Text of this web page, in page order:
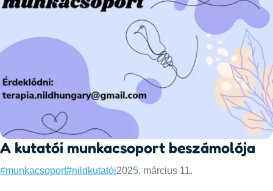
A kutatói munkacsoport beszámolója
Categories:
#munkacsoport#nild kutatóiPublished:
2025. március 11.